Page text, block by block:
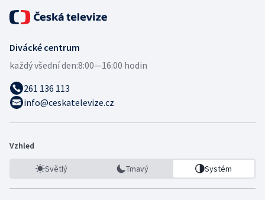
Divácké centrum
každý všední den:8:00—16:00 hodin
261 136 113
info@ceskatelevize.cz
Vzhled
Světlý Tmavý Systém